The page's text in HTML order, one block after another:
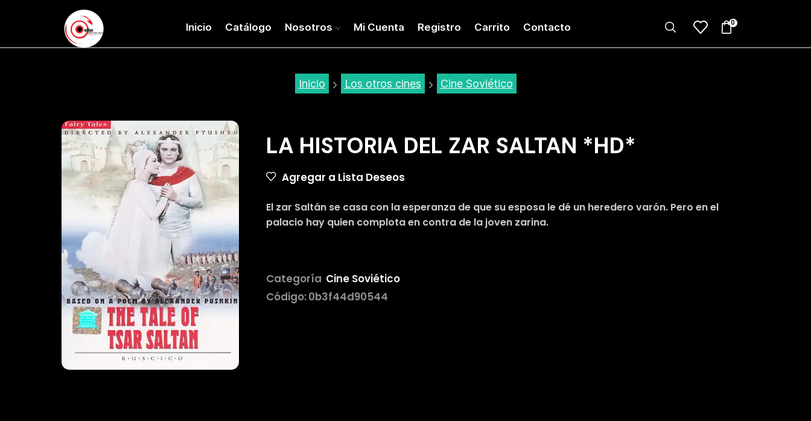
Inicio Catálogo Nosotros Mi Cuenta Registro Carrito Contacto 0
Inicio Los otros cines Cine Soviético
LA HISTORIA DEL ZAR SALTAN *HD*
Agregar a Lista Deseos
El zar Saltán se casa con la esperanza de que su esposa le dé un heredero varón. Pero en el
palacio hay quien complota en contra de la joven zarina.
Categoría Cine Soviético
Código:0b3f44d90544